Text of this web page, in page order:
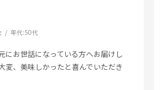
年代:50代
にお世話になっている方へお届けし
変、美味しかったと喜んでいただき